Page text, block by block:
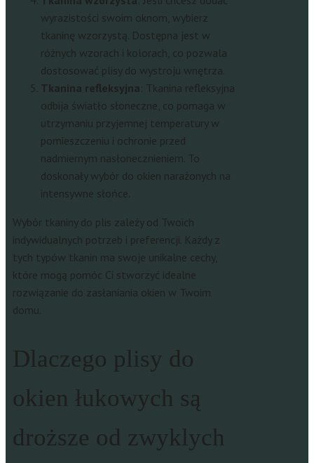
wyrazistości swoim oknom, wybierz
tkaninę wzorzystą. Dostępna jest w
różnych wzorach i kolorach, co pozwala
dostosować plisy do wystroju wnętrza.
Tkanina refleksyjna : Tkanina refleksyjna
odbija światło słoneczne, co pomaga w
utrzymaniu przyjemnej temperatury w
pomieszczeniu i ochronie przed
nadmiernym nasłonecznieniem. To
doskonały wybór do okien narażonych na
intensywne słońce.
Wybór tkaniny do plis zależy od Twoich
indywidualnych potrzeb i preferencji. Każdy z
tych typów tkanin ma swoje unikalne cechy,
które mogą pomóc Ci stworzyć idealne
rozwiązanie do zasłaniania okien w Twoim
domu.
Dlaczego plisy do
okien łukowych są
droższe od zwyklych